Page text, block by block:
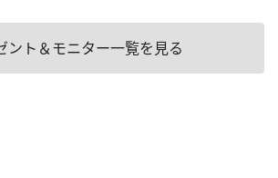
ント＆モニター一覧を見る